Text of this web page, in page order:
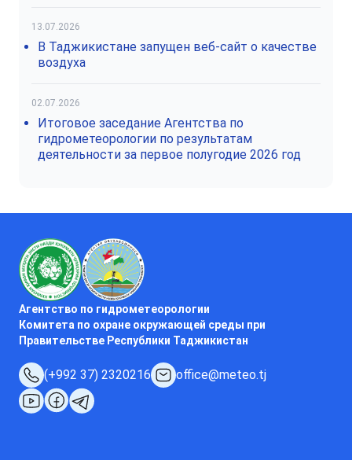
13.07.2026
В Таджикистане запущен веб-сайт о качестве
воздуха
02.07.2026
Итоговое заседание Агентства по
гидрометеорологии по результатам
деятельности за первое полугодие 2026 год
Агентство по гидрометеорологии
Комитета по охране окружающей среды при
Правительстве Республики Таджикистан
(+992 37) 2320216 office@meteo.tj